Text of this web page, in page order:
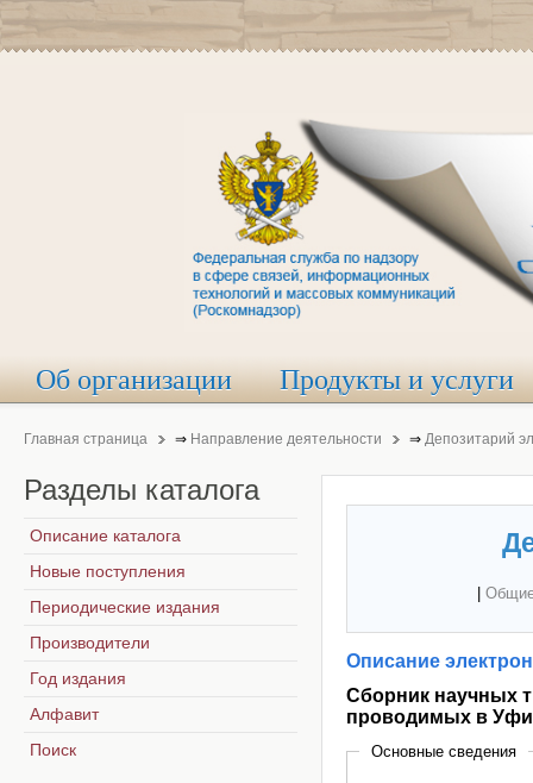
Об организации Продукты и услуги
Главная страница ⇒ Направление деятельности ⇒ Депозитарий
Описание
Сборник научных
проводимых в
Основные сведения
Разделы каталога
Описание каталога
Новые поступления
Периодические издания
Производители
Год издания
Алфавит
Поиск